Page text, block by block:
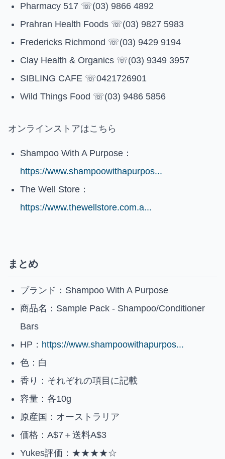
Pharmacy 517 ☏(03) 9866 4892
Prahran Health Foods ☏(03) 9827 5983
Fredericks Richmond ☏(03) 9429 9194
Clay Health & Organics ☏(03) 9349 3957
SIBLING CAFE ☏0421726901
Wild Things Food ☏(03) 9486 5856
オンラインストアはこちら
Shampoo With A Purpose：
https://www.shampoowithapurpos...
The Well Store：
https://www.thewellstore.com.a...
まとめ
ブランド：Shampoo With A Purpose
商品名：Sample Pack - Shampoo/Conditioner
Bars
HP： https://www.shampoowithapurpos...
色：白
香り：それぞれの項目に記載
容量：各10g
原産国：オーストラリア
価格：A$7＋送料A$3
Yukes評価：★★★★☆